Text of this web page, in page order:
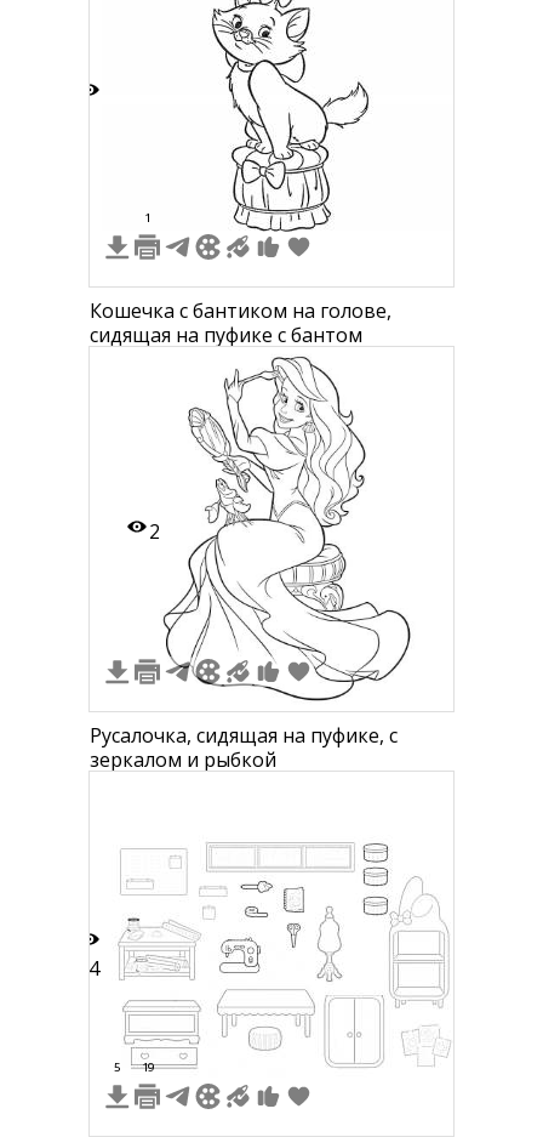
1
Кошечка с бантиком на голове,
сидящая на пуфике с бантом
2
Русалочка, сидящая на пуфике, с
зеркалом и рыбкой
44
5 19